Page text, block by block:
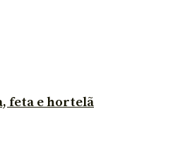
feta e hortelã